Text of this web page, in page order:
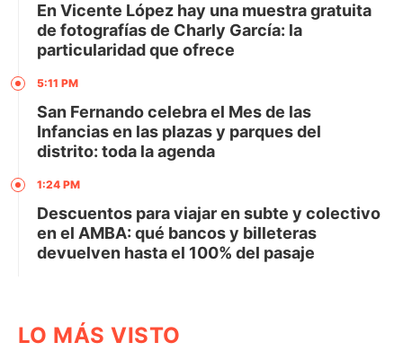
En Vicente López hay una muestra gratuita
de fotografías de Charly García: la
particularidad que ofrece
5:11 PM
San Fernando celebra el Mes de las
Infancias en las plazas y parques del
distrito: toda la agenda
1:24 PM
Descuentos para viajar en subte y colectivo
en el AMBA: qué bancos y billeteras
devuelven hasta el 100% del pasaje
LO MÁS VISTO